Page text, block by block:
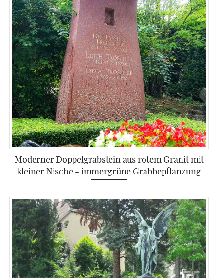
Moderner Doppelgrabstein aus rotem Granit mit
kleiner Nische - immergrüne Grabbepflanzung